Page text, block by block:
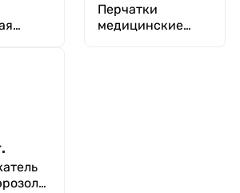
Перчатки
медицинские